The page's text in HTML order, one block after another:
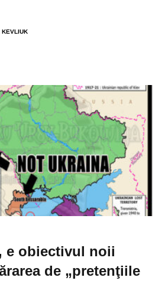
KEVLIUK
e obiectivul noii
de „pretenţiile